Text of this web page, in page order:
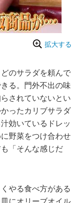
拡大する
のサラダを頼んで
る。門外不出の味
されていないとい
ったカリブサラダ
効いているドレッ
野菜をつけ合わせ
「そんな感じだ
やる食べ方がある